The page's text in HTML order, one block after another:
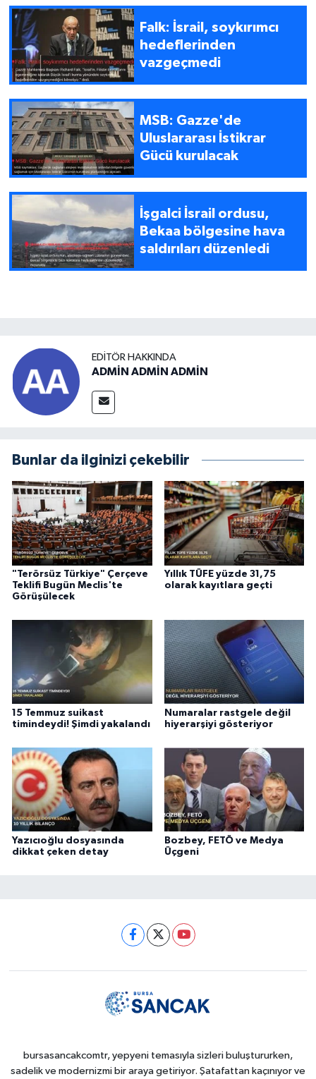
Falk: İsrail, soykırımcı
hedeflerinden
vazgeçmedi
MSB: Gazze'de
Uluslararası İstikrar
Gücü kurulacak
İşgalci İsrail ordusu,
Bekaa bölgesine hava
saldırıları düzenledi
EDITÖR HAKKINDA
ADMİN ADMİN ADMİN
Bunlar da ilginizi çekebilir
"Terörsüz Türkiye" Çerçeve
Teklifi Bugün Meclis'te
Görüşülecek
Yıllık TÜFE yüzde 31,75
olarak kayıtlara geçti
15 Temmuz suikast
timindeydi! Şimdi yakalandı
Numaralar rastgele değil
hiyerarşiyi gösteriyor
Yazıcıoğlu dosyasında
dikkat çeken detay
Bozbey, FETÖ ve Medya
Üçgeni
bursasancakcomtr, yepyeni temasıyla sizleri buluştururken,
sadelik ve modernizmi bir araya getiriyor. Şatafattan kaçınıyor ve